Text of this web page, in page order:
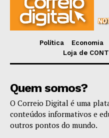
Política Economia
Loja de
Quem somos?
O Correio Digital é uma
conteúdos informativos e
outros pontos do mundo.